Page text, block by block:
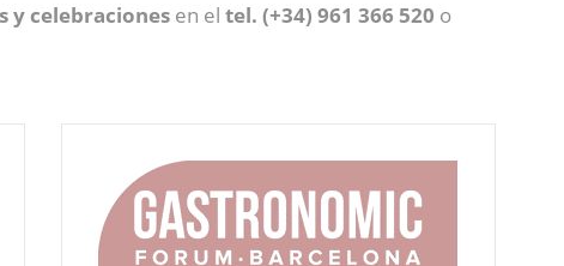
y celebraciones en el tel. (+34) 961 366 520 o